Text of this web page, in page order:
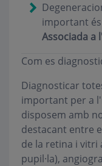
important
Associada a
Com es
Diagnosticar
important per a
disposem amb
destacant entre
de la retina i vitri
pupil·la),